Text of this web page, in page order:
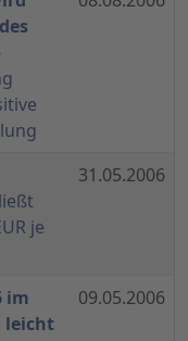
je
31.05.2006
im
leicht
09.05.2006